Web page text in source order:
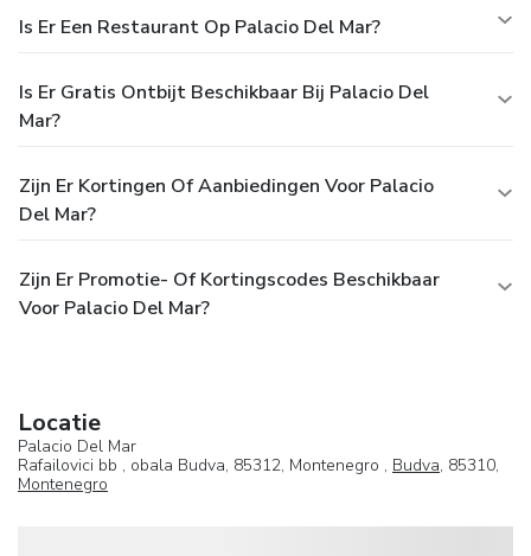
Is Er Een Restaurant Op Palacio Del Mar?
Is Er Gratis Ontbijt Beschikbaar Bij Palacio Del
Mar?
Zijn Er Kortingen Of Aanbiedingen Voor Palacio
Del Mar?
Zijn Er Promotie- Of Kortingscodes Beschikbaar
Voor Palacio Del Mar?
Locatie
Palacio Del Mar
Rafailovici bb , obala Budva, 85312, Montenegro , Budva, 85310,
Montenegro